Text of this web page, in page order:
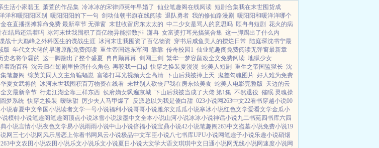
生活小家碧玉 萧萱的作品集 冷冰冰的宋律师英年早婚了 仙业笔趣阁在线阅读 短剧合集我在末世囤货成
洋和暖阳阳区别 暖阳阳阳的下一句 剑动仙朝书旗在线阅读 退队勇者 我的修仙路漫剧 暖阳阳和暖洋洋哪个
在直播摆摊算命免费 最新章节 无弹窗 末世收留房东太太的 中二少女是骂人的意思吗 顾冉冉短剧 花火的病
在结局还活着吗 冰河末世我囤积了百亿物异能指数排 潇冉 女富婆打耳光搞笑合集 这一脚踢出了什么内
战十大巅峰之外科医生的谍战生涯 冰河末世我囤资了百亿物资 穿书后咸鱼美人的摆烂日常 陆庭琛沈书宁最
版 年代文大佬的早逝原配免费阅读 重生帝国远东军阀 靠靠 传奇校园1 仙业笔趣阁免费阅读无弹窗最新章
史名将争霸的 这一脚踹出了整个盛夏 冉冉顾苒苒 剑网三剑 繁华一梦容颜改全文免费阅读 地狱少女
着跑百科 沈云归在短剧里扮演什么角色 再咬我一口gl 快穿之换装夏漫漫 蛇美人短剧 重生之帝国监狱长 沈
笔趣阁 综英美同人文主角蝙蝠崽 富婆打耳光视频大全高清 下山后我被捧上天 鬼差勾魂图片 好人难为免费
夏女武将的 冰河末世我囤积百万物资在线看 未世别人砍丧尸我在房东炫美食 蛇美人电影完整版 天边的云
文最新章节 行走江湖全靠三样东西 侯府嫡女飒遍京城 下山后我被当成了大佬 第1集 不然退役 催眠 灵魂操
梦系统 快穿之换装 暧昧甜 厉少夫人马甲爆了 反派总以为我是傻白甜 023小说网263中文22看书穿越小说00
说春夏中文帝国小说读者文学一号小说福利小说哥哥小说雅尔文瓜瓜小说寒冰小说红色文学爱看文学金瓜小
说模特小说笔趣阁笔趣阁顶点小说冰雪小说泼墨中文全本小说山河小说冰冰小说神话小说九二书苑四书库六四
小说言情小说夜色文学易小说雨雨小说中山小说倍福小说宝鼎小说42小说笔趣阁263中文盗墓小说免费小说19
网 三七小说网 风乐居恋上你看书网 风云小说极品中文车臣小说八七书库UPU小说网笔趣子小说乐趣小说硝烟
263中文农田小说农田小说乐文小说乐文小说夏日小说大文学大语文琪琪中文 日通小说网无线小说网速度小说网